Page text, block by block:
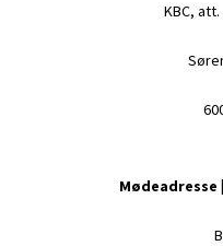
KBC,
Mødeadresse |